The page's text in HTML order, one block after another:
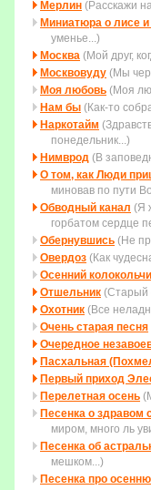
Мерлин (Расскажи
Миниатюра о лисе
уменье...)
Москва (Мой друг,
Москвовуду (Мы
Моя любовь (Моя
Нам бы (Как-то
Наркотайм
понедельник...)
Нимврод (В
О том, как Люди
миновав по пути
Обводный канал (Я
горбатом сердце
Обернувшись (Не
Овердоз (Как
Осенний
Отшельник (Старый
Охотник (Все
Очень старая песня
Очередное
Пасхальная
Первый приход
Перелетная осень
Песенка о
миpом, много ль
Песенка об
мешком...)
Песенка про